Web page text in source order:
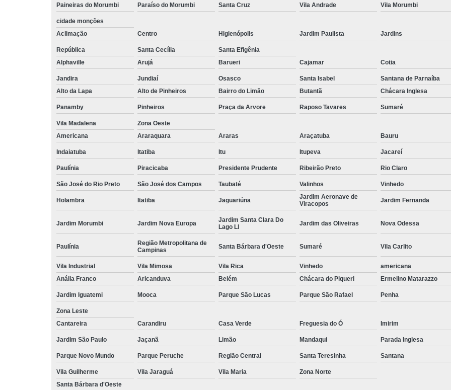
Corte a Laser Oxigênio
Solda a Laser
Corte a Laser em Chapa de
Corte Chapa a Laser
Corte de Chapa a Laser
Corte
Corte de Chapa Inox a Laser
Curvamento de Tubos a
Curvamento de Tubos Industrial
Dobra de Chapa de
Dobra de Chapa de Ferro
Dobradeira de Chapa
Dobra de
Dobra de Tubo Redondo
Empresa de Corte a Laser Chapa
Paineiras do Morumbi Paraíso do Morumbi Santa Cruz Vila Andrade Vila Morumbi
cidade monções
Aclimação
Centro Higienópolis Jardim Paulista Jardins
República Santa Cecília
Santa Efigênia
Alphaville
Arujá Barueri Cajamar Cotia
Jandira Jundiaí Osasco Santa Isabel Santana de Parnaíba
Alto da Lapa
Alto de Pinheiros Bairro do Limão Butantã Chácara Inglesa
Panamby Pinheiros Praça da Arvore Raposo Tavares Sumaré
Vila Madalena
Zona Oeste
Americana
Araraquara Araras Araçatuba Bauru
Indaiatuba Itatiba Itu Itupeva Jacareí
Paulínia Piracicaba Presidente Prudente Ribeirão Preto Rio Claro
São José do Rio Preto São José dos Campos Taubaté Valinhos Vinhedo
Holambra Itatiba Jaguariúna
Jardim Aeronave de
Viracopos
Jardim Fernanda
Jardim Morumbi Jardim Nova Europa
Jardim Santa Clara Do
Lago Ll
Jardim das Oliveiras Nova Odessa
Paulínia
Região Metropolitana de
Campinas
Santa Bárbara d'Oeste Sumaré Vila Carlito
Vila Industrial Vila Mimosa Vila Rica Vinhedo
americana
Anália Franco
Aricanduva Belém Chácara do Piqueri Ermelino Matarazzo
Jardim Iguatemi Mooca Parque São Lucas Parque São Rafael Penha
Zona Leste
Cantareira
Carandiru Casa Verde Freguesia do Ó Imirim
Jardim São Paulo Jaçanã Limão Mandaqui Parada Inglesa
Parque Novo Mundo Parque Peruche Região Central Santa Teresinha Santana
Vila Guilherme Vila Jaraguá Vila Maria
Zona Norte
Santa Bárbara d'Oeste